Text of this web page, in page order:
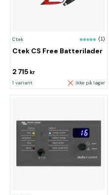
Ctek (1)
Ctek CS Free Batterilader
2 715 kr
1 variant Ikke på lager